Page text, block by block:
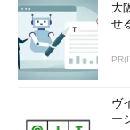
大
せ
ヴ
ー